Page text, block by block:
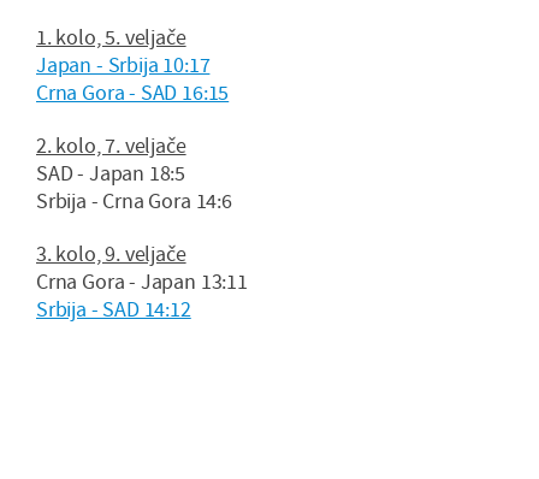
1. kolo, 5. veljače
Japan - Srbija 10:17
Crna Gora - SAD 16:15
2. kolo, 7. veljače
SAD - Japan 18:5
Srbija - Crna Gora 14:6
3. kolo, 9. veljače
Crna Gora - Japan 13:11
Srbija - SAD 14:12